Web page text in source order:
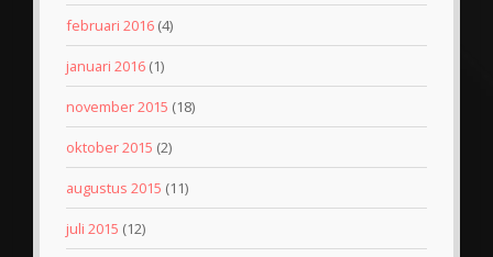
februari 2016 (4)
januari 2016 (1)
november 2015 (18)
oktober 2015 (2)
augustus 2015 (11)
juli 2015 (12)